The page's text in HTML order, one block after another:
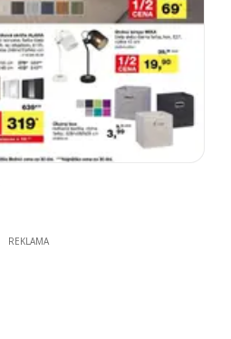
REKLAMA